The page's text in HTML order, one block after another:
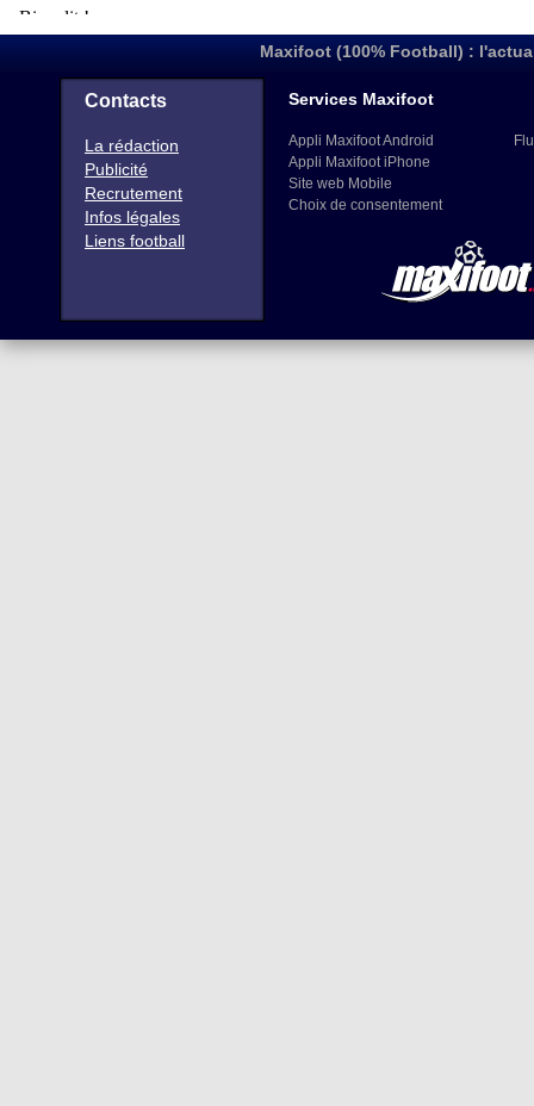
Maxifoot (100% Football) :
Contacts
La rédaction
Publicité
Recrutement
Infos légales
Liens football
Services Maxifoot
Appli Maxifoot Android
Appli Maxifoot iPhone
Site web Mobile
Choix de consentement